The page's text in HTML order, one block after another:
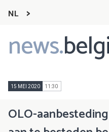
NL
news.
Main
navigation
15 MEI 2020 11:30
OLO-